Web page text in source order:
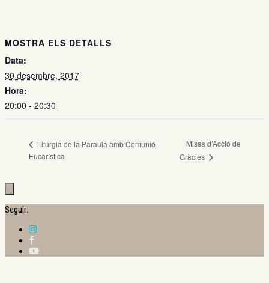
MOSTRA ELS DETALLS
Data:
30 desembre, 2017
Hora:
20:00 - 20:30
Litúrgia de la Paraula amb Comunió
Eucarística
Missa d’Acció de
Gràcies
Seguir: